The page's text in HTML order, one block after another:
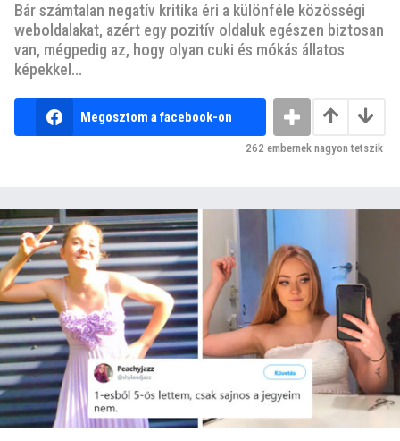
Bár számtalan negatív kritika éri a különféle közösségi
weboldalakat, azért egy pozitív oldaluk egészen biztosan
van, mégpedig az, hogy olyan cuki és mókás állatos
képekkel...
Megosztom a facebook-on
262 embernek nagyon tetszik